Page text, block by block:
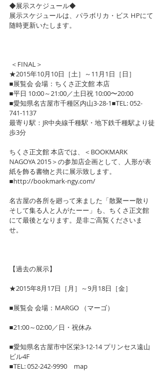
◆展示スケジュール◆
展示スケジュールは、パラボリカ・ビス HPにて
随時更新いたします。
＜FINAL＞
★2015年10月10日［土］～11月1日［日］
■展覧会 会場：ちくさ正文館 本店
■平日 10:00～21:00／土日祝 10:00〜20:00
■愛知県名古屋市千種区内山3-28-1■TEL: 052-
741-1137
最寄り駅：JR中央線千種駅・地下鉄千種駅より徒
歩3分
ちくさ正文館 本店では、＜BOOKMARK
NAGOYA 2015＞の参加店企画として、人形が表
紙を飾る書物と共に展示致します。
■http://bookmark-ngy.com/
名古屋の各所を廻って来ました「散聚ーー散り
そして集る人と人がたーー」も、ちくさ正文館
にて最後となります。是非ご高覧くださいま
せ。
【過去の展示】
★2015年8月17日［月］～9月18日［金］
■展覧会 会場：MARGO （マーゴ）
■21:00～02:00／日・祝休み
■愛知県名古屋市中区栄3-12-14 プリンセス遠山
ビル4F
■TEL: 052-242-9990　map